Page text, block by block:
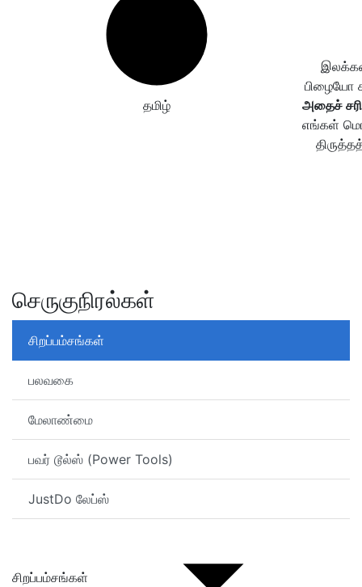
தமிழ்
பிழையோ
அதைச்
எங்கள்
செருகுநிரல்கள்
சிறப்பம்சங்கள்
பலவகை
மேலாண்மை
பவர் டூல்ஸ் (Power Tools)
JustDo லேப்ஸ்
சிறப்பம்சங்கள்